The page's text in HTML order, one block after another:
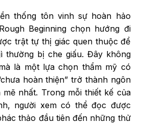
thống tôn vinh sự hoàn hảo
Beginning chọn hướng đi
trật tự thị giác quen thuộc để
thường bị che giấu. Đây không
là một lựa chọn thẩm mỹ có
hoàn thiện” trở thành ngôn
mẽ nhất. Trong mỗi thiết kế của
người xem có thể đọc được
thảo đầu tiên đến những thử